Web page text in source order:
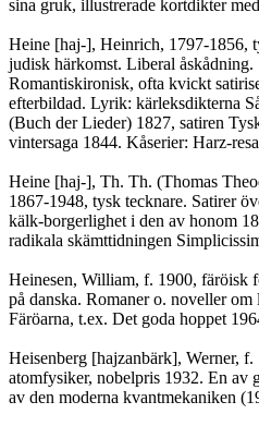
sina gruk, illustrerade kortdikter
Heine [haj-], Heinrich, 1797-1856,
judisk härkomst. Liberal åskådning.
Romantiskironisk, ofta kvickt
efterbildad. Lyrik: kärleksdikterna
(Buch der Lieder) 1827, satiren
vintersaga 1844. Kåserier: Harz-
Heine [haj-], Th. Th. (Thomas
1867-1948, tysk tecknare. Satirer
kälk-borgerlighet i den av honom
radikala skämttidningen
Heinesen, William, f. 1900, färöisk
på danska. Romaner o. noveller om
Färöarna, t.ex. Det goda hoppet
Heisenberg [hajzanbärk], Werner, f.
atomfysiker, nobelpris 1932. En av
av den moderna kvantmekaniken